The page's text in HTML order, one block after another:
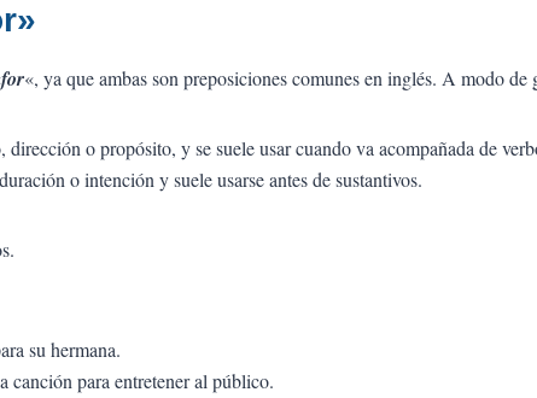
for«, ya que ambas son preposiciones comunes en inglés. A modo de
o propósito, y se suele usar cuando va acompañada de
o intención y suele usarse antes de sustantivos.
su hermana.
canción para entretener al público.